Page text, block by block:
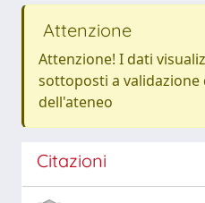
Attenzione
Attenzione! I dati
sottoposti a validazione
dell'ateneo
Citazioni